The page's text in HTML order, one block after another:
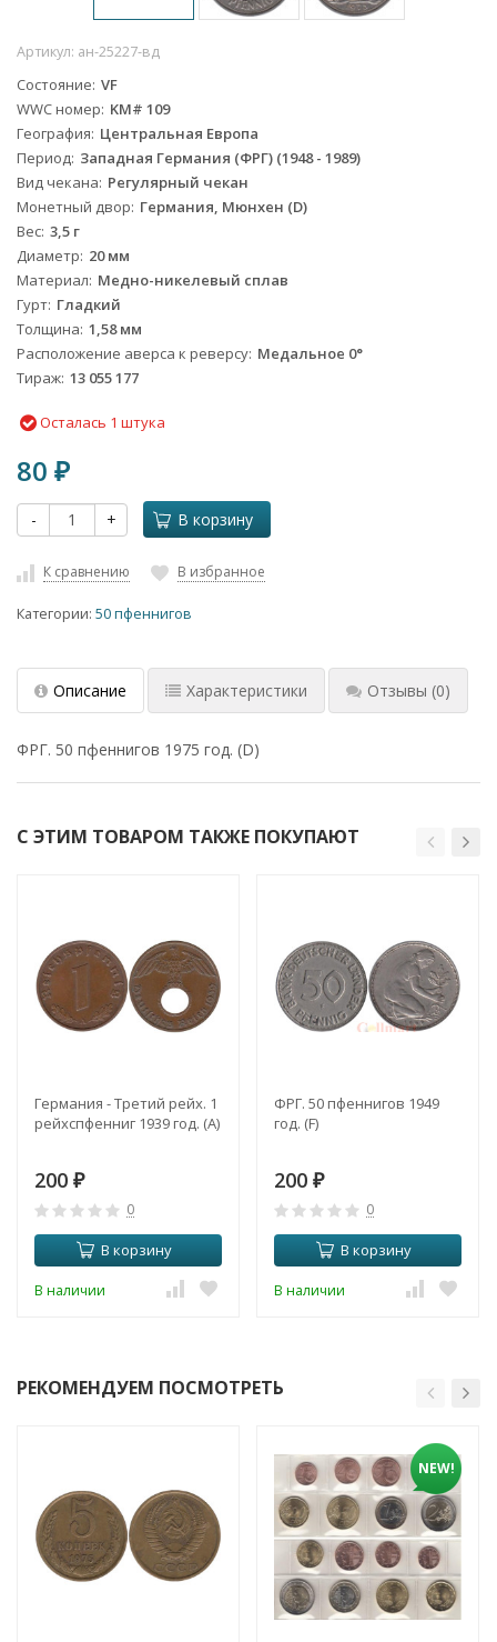
Артикул: ан-25227-вд
Состояние VF
WWC номер KM# 109
География Центральная Европа
Период Западная Германия (ФРГ) (1948 - 1989)
Вид чекана Регулярный чекан
Монетный двор Германия, Мюнхен (D)
Вес 3,5 г
Диаметр 20 мм
Материал Медно-никелевый сплав
Гурт Гладкий
Толщина 1,58 мм
Расположение аверса к реверсу Медальное 0°
Тираж 13 055 177
Осталась 1 штука
80 ₽
- + В корзину
К сравнению В избранное
Категории: 50 пфеннигов
Описание Характеристики Отзывы (0)
ФРГ. 50 пфеннигов 1975 год. (D)
С ЭТИМ ТОВАРОМ ТАКЖЕ ПОКУПАЮТ
Германия - Третий рейх. 1
рейхспфенниг 1939 год. (A)
200 ₽
0
В корзину
В наличии
ФРГ. 50 пфеннигов 1949
год. (F)
200 ₽
0
В корзину
В наличии
РЕКОМЕНДУЕМ ПОСМОТРЕТЬ
NEW!